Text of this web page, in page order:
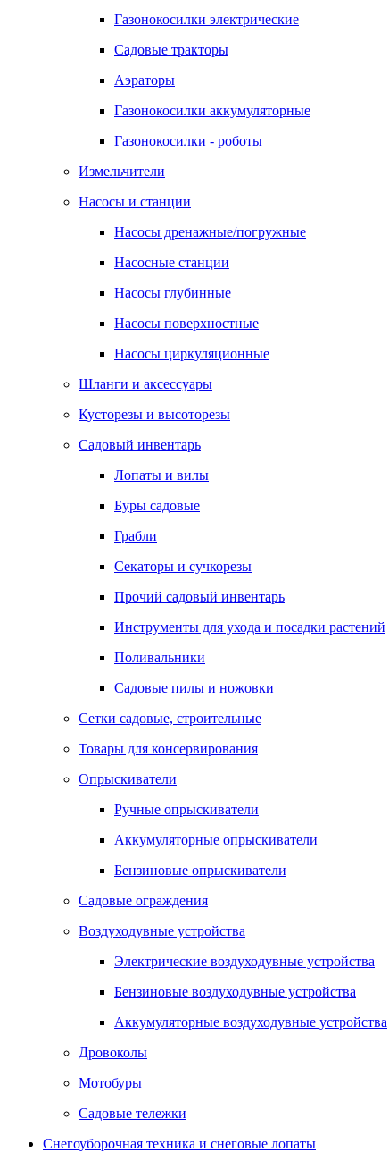
Газонокосилки электрические
Садовые тракторы
Аэраторы
Газонокосилки аккумуляторные
Газонокосилки - роботы
Измельчители
Насосы и станции
Насосы дренажные/погружные
Насосные станции
Насосы глубинные
Насосы поверхностные
Насосы циркуляционные
Шланги и аксессуары
Кусторезы и высоторезы
Садовый инвентарь
Лопаты и вилы
Буры садовые
Грабли
Секаторы и сучкорезы
Прочий садовый инвентарь
Инструменты для ухода и посадки растений
Поливальники
Садовые пилы и ножовки
Сетки садовые, строительные
Товары для консервирования
Опрыскиватели
Ручные опрыскиватели
Аккумуляторные опрыскиватели
Бензиновые опрыскиватели
Садовые ограждения
Воздуходувные устройства
Электрические воздуходувные устройства
Бензиновые воздуходувные устройства
Аккумуляторные воздуходувные устройства
Дровоколы
Мотобуры
Садовые тележки
Снегоуборочная техника и снеговые лопаты